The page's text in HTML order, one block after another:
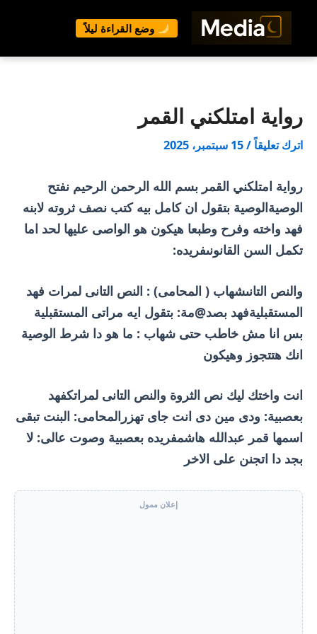
المحتوى
وضع القراءة ليلاً
رواية امتلكني القمر
اترك تعليقاً/15 سبتمبر، 2025
رواية امتلكني القمر بسم الله الرحمن الرحيم نفتح
الوصيةالوصية بتقول ان كامل بيه كتب نصف ثروته لابنه
فهد واخته وفرح وطبعا هيكون هو الواصى عليها لحد اما
تكمل السن القانونىفريده:
والنص التانىشهاب ( المحامى) : النص التانى لمرات فهد
المستقبليةفهد بصد@مة: بتقول ايه مراتى المستقبلية
بس انا مش خاطب حتى شهاب : ما هو دا شرط الوصية
انك هتتجوز وهيكون
انت واختك ليك نص الثروة والنص التانى لمراتكفهد
بعصبية: ودى مين دى انت جاى تهزرالمحامى: البنت تبقى
اسمها قمر عبدالله هاشمفريده بعصبية وصوت عالى: لا
بجد دا اتجنن على الاخر
إعلان ممول